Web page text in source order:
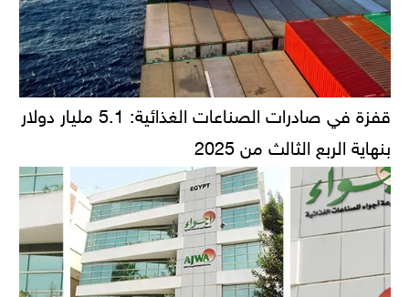
قفزة في صادرات الصناعات الغذائية: 5.1 مليار دولار
بنهاية الربع الثالث من 2025